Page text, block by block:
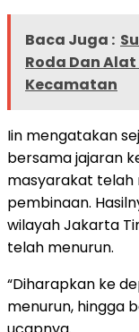
Baca Juga :
Roda Dan
Kecamatan
Iin mengatakan
bersama jajaran
masyarakat telah
pembinaan.
wilayah Jakarta
telah menurun.
“Diharapkan ke
menurun, hingga